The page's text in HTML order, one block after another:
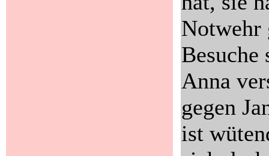
Notwehr
Besuche
Anna
gegen
ist